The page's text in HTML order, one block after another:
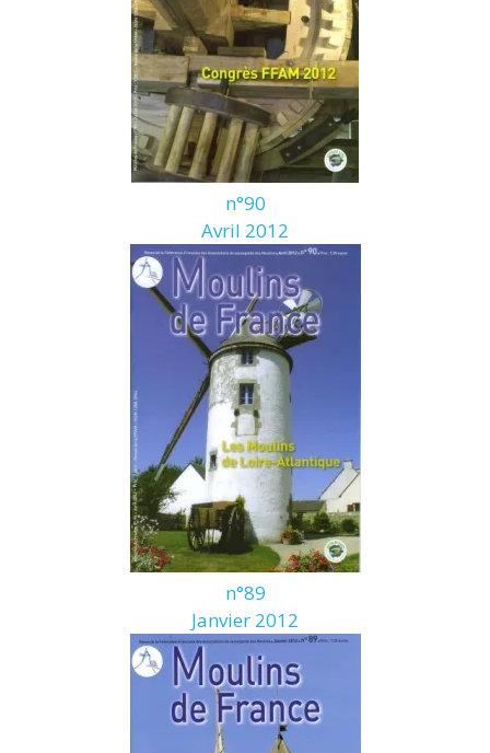
n°90
Avril 2012
n°89
Janvier 2012